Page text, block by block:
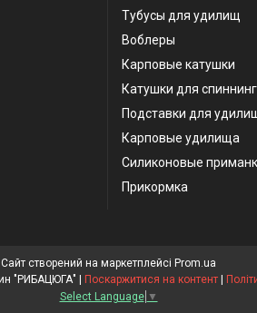
Тубусы для удилищ
Воблеры
Карповые катушки
Катушки для
Подставки для
Карповые удилища
Силиконовые
Прикормка
Сайт створений на маркетплейсі Prom.ua
Поскаржитися на контент
Select Language ▼